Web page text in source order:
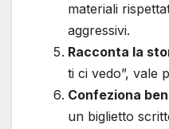
materiali
aggressivi.
Racconta la
ti ci vedo”, vale
Confeziona
un biglietto